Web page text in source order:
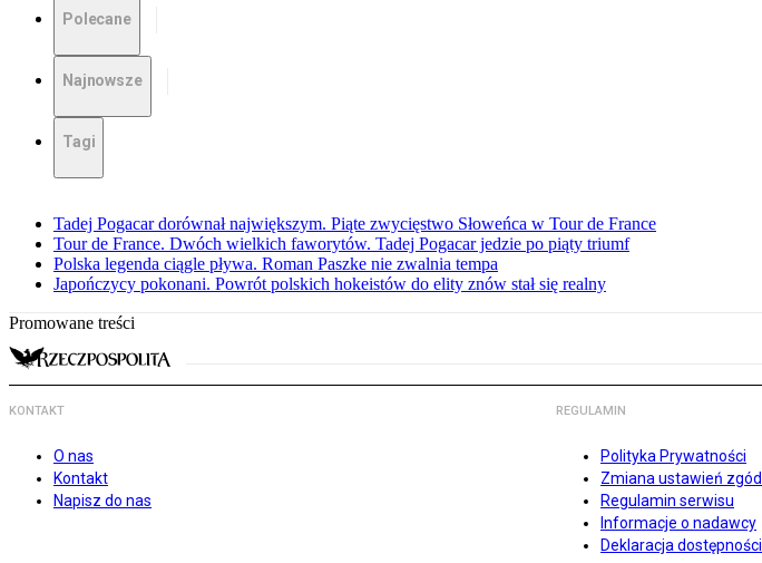
Polecane
Najnowsze
Tagi
Tadej Pogacar dorównał największym. Piąte zwycięstwo Słoweńca w Tour de France
Tour de France. Dwóch wielkich faworytów. Tadej Pogacar jedzie po piąty triumf
Polska legenda ciągle pływa. Roman Paszke nie zwalnia tempa
Japończycy pokonani. Powrót polskich hokeistów do elity znów stał się realny
Promowane treści
KONTAKT
O nas
Kontakt
Napisz do nas
REGULAMIN
Polityka Prywatności
Zmiana ustawień zgód
Regulamin serwisu
Informacje o nadawcy
Deklaracja dostępności